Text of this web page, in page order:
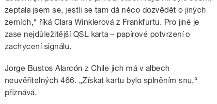
zeptala jsem se, jestli se tam dá něco dozvědět o jiných
zemích,“ říká Clara Winklerová z Frankfurtu. Pro jiné je
zase nejdůležitější QSL karta – papírové potvrzení o
zachycení signálu.
Jorge Bustos Alarcón z Chile jich má v albech
neuvěřitelných 466. „Získat kartu bylo splněním snu,“
přiznává.